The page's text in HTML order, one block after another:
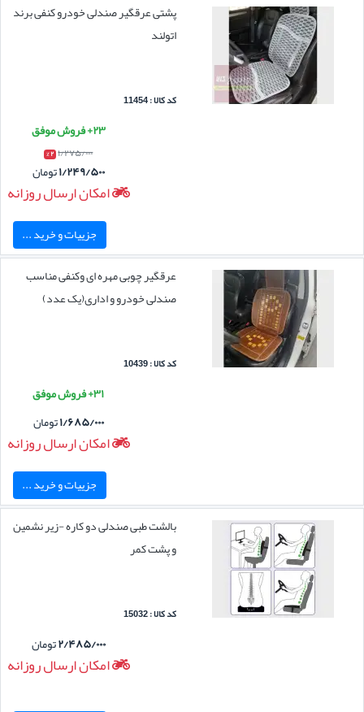
پشتی عرقگیر صندلی خودرو کنفی برند
اتولند
کد کالا : 11454
۲۳+ فروش موفق
۱/۲۷۵/۰۰۰ ۲ %
۱/۲۴۹/۵۰۰تومان
امکان ارسال روزانه
جزییات و خرید ...
عرقگیر چوبی مهره ای وکنفی مناسب
صندلی خودرو و اداری(یک عدد)
کد کالا : 10439
۳۱+ فروش موفق
۱/۶۸۵/۰۰۰تومان
امکان ارسال روزانه
جزییات و خرید ...
بالشت طبی صندلی دو کاره -زیر نشمین
و پشت کمر
کد کالا : 15032
۲/۴۸۵/۰۰۰تومان
امکان ارسال روزانه